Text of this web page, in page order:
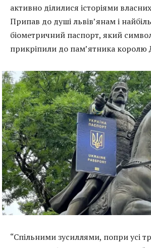
активно ділилися історіями
Припав до душі львів’янам і
біометричний паспорт, який
прикріпили до пам’ятника королю
“Спільними зусиллями, попри усі